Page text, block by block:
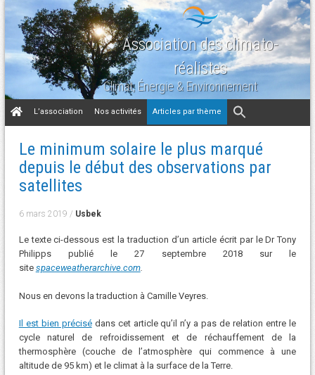
Association des climato-
réalistes
Climat, Énergie & Environnement
Aller
au
L’association Nos activités Articles par thème
Le minimum solaire le plus marqué
depuis le début des observations par
satellites
6 mars 2019 / Usbek
Le texte ci-dessous est la traduction d’un article écrit par le Dr Tony
Philipps publié le 27 septembre 2018 sur le
site spaceweatherarchive.com.
Nous en devons la traduction à Camille Veyres.
Il est bien précisédans cet article qu’il n’y a pas de relation entre le
cycle naturel de refroidissement et de réchauffement de la
thermosphère (couche de l’atmosphère qui commence à une
altitude de 95 km) et le climat à la surface de la Terre.